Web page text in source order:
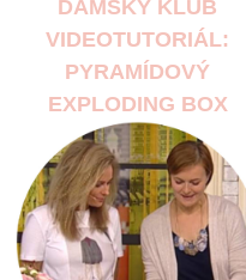
DÁMSKY KLUB
VIDEOTUTORIÁL:
PYRAMÍDOVÝ
EXPLODING BOX